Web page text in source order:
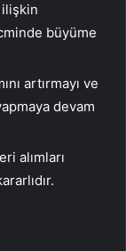
büyüme
artırmayı ve
devam
alımları